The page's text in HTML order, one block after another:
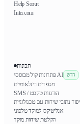
Help Scout
Intercom
תכונות
פתרונות קול מבוססי AI
חדש
מספרים בינלאומיים
SMS / הודעות טקסט
אנליטיקס למוקד טלפוני
הקלטת שיחות מוקד